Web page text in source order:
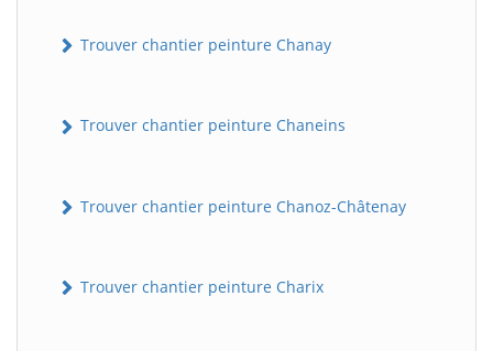
Trouver chantier peinture Chanay
Trouver chantier peinture Chaneins
Trouver chantier peinture Chanoz-Châtenay
Trouver chantier peinture Charix